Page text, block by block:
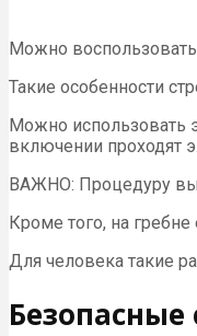
Можно
Такие особенности
Можно использовать
включении проходят
ВАЖНО: Процедуру
Кроме того, на
Для человека такие